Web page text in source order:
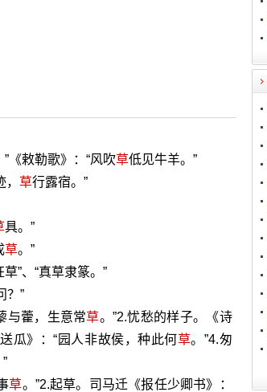
”《敕勒歌》：“风吹草低见牛羊。”
草行露宿。”
具。”
草。”
”、“真草隶篆。”
？”
与藿，生意常草。”2.忧愁的样子。《诗
瓜》：“园人非故侯，种此何草。”4.匆
草。”2.起草。司马迁《报任少卿书》：